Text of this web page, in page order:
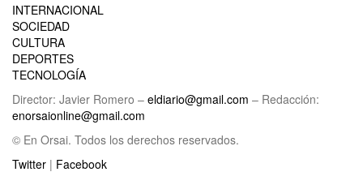
INTERNACIONAL
SOCIEDAD
CULTURA
DEPORTES
TECNOLOGÍA
Director: Javier Romero – eldiario@gmail.com – Redacción:
enorsaionline@gmail.com
© En Orsai. Todos los derechos reservados.
Twitter | Facebook